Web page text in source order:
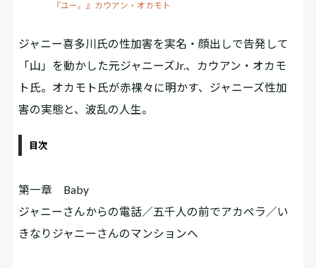
『ユー。』カウアン・オカモト
ジャニー喜多川氏の性加害を実名・顔出しで告発して
「山」を動かした元ジャニーズJr.、カウアン・オカモ
ト氏。オカモト氏が赤裸々に明かす、ジャニーズ性加
害の実態と、波乱の人生。
目次
第一章 Baby
ジャニーさんからの電話／五千人の前でアカペラ／い
きなりジャニーさんのマンションへ